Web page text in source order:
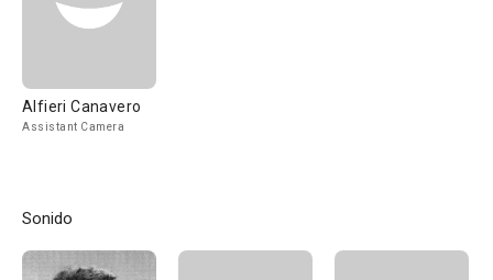
Alfieri Canavero
Assistant Camera
Sonido